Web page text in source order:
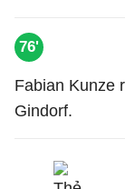
76'
Fabian Kunze
Gindorf.